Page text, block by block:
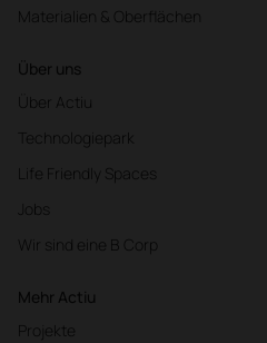
Materialien & Oberflächen
Über uns
Über Actiu
Technologiepark
Life Friendly Spaces
Jobs
Wir sind eine B Corp
Mehr Actiu
Projekte